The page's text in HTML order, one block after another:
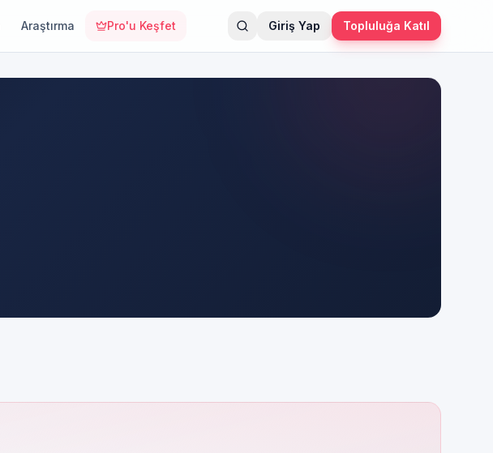
Araştırma Pro'u Keşfet Giriş Yap Topluluğa Katıl